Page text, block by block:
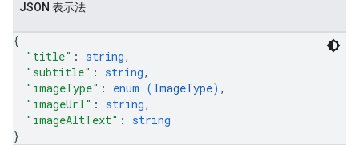
JSON 表示法
{
"title" : string,
"subtitle" : string,
"imageType" : enum (ImageType) ,
"imageUrl" : string,
"imageAltText" : string
}